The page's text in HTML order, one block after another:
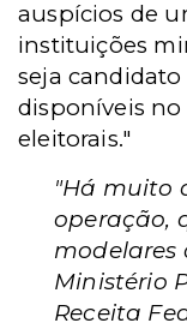
auspícios de
instituições
seja
disponíveis
eleitorais."
"Há muito
operação,
modelares
Ministério
Receita